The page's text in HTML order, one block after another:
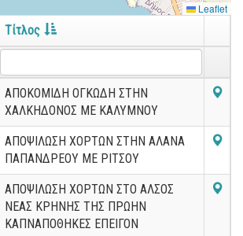
Leaflet
Τίτλος
ΑΠΟΚΟΜΙΔΗ ΟΓΚΩΔΗ ΣΤΗΝ
ΧΑΛΚΗΔΟΝΟΣ ΜΕ ΚΑΛΥΜΝΟΥ
ΑΠΟΨΙΛΩΣΗ ΧΟΡΤΩΝ ΣΤΗΝ ΑΛΑΝΑ
ΠΑΠΑΝΔΡΕΟΥ ΜΕ ΡΙΤΣΟΥ
ΑΠΟΨΙΛΩΣΗ ΧΟΡΤΩΝ ΣΤΟ ΑΛΣΟΣ
ΝΕΑΣ ΚΡΗΝΗΣ ΤΗΣ ΠΡΩΗΝ
ΚΑΠΝΑΠΟΘΗΚΕΣ ΕΠΕΙΓΟΝ